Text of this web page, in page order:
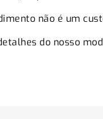
não é um
do nosso